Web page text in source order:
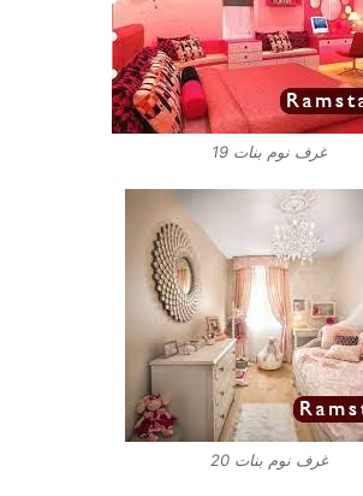
غرف نوم بنات 19
غرف نوم بنات 20